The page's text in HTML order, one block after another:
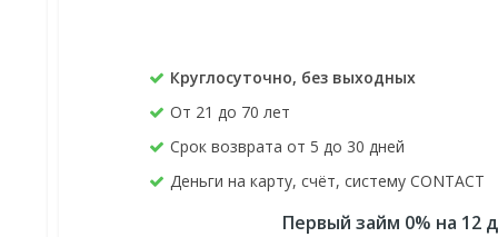
Круглосуточно, без выходных
От 21 до 70 лет
Срок возврата от 5 до 30 дней
Деньги на карту, счёт, систему CONTACT
Первый займ 0% на 12